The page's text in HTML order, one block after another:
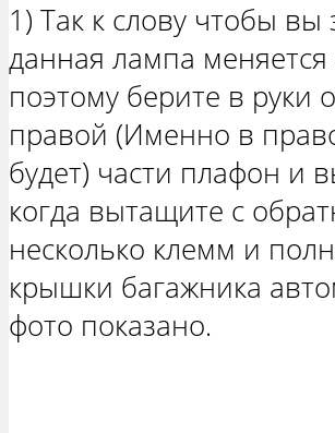
1) Так к слову чтобы
данная лампа
поэтому берите в руки
правой (Именно в
будет) части плафон и
когда вытащите с
несколько клемм и
крышки багажника
фото показано.